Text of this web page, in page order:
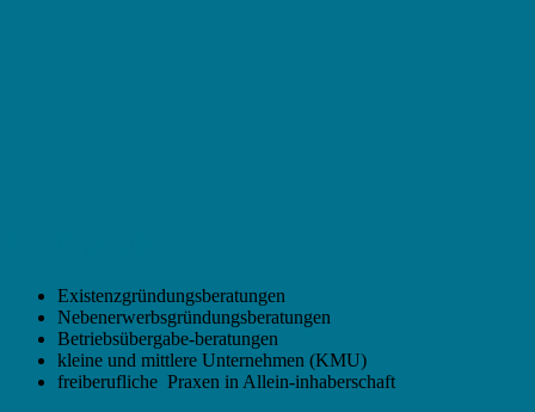
Existenzgründungsberatungen
Nebenerwerbsgründungsberatungen
Betriebsübergabe-beratungen
kleine und mittlere Unternehmen (KMU)
freiberufliche Praxen in Allein-inhaberschaft